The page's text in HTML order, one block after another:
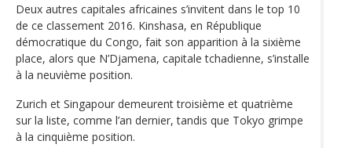
Deux autres capitales africaines s’invitent dans le top 10
de ce classement 2016. Kinshasa, en République
démocratique du Congo, fait son apparition à la sixième
place, alors que N’Djamena, capitale tchadienne, s’installe
à la neuvième position.
Zurich et Singapour demeurent troisième et quatrième
sur la liste, comme l’an dernier, tandis que Tokyo grimpe
à la cinquième position.